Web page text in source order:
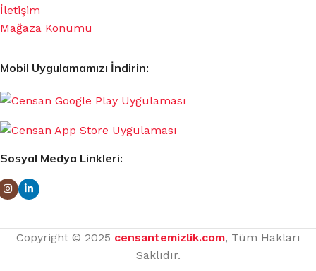
İletişim
Mağaza Konumu
Mobil Uygulamamızı İndirin:
Sosyal Medya Linkleri:
Copyright © 2025 censantemizlik.com, Tüm Hakları
Saklıdır.